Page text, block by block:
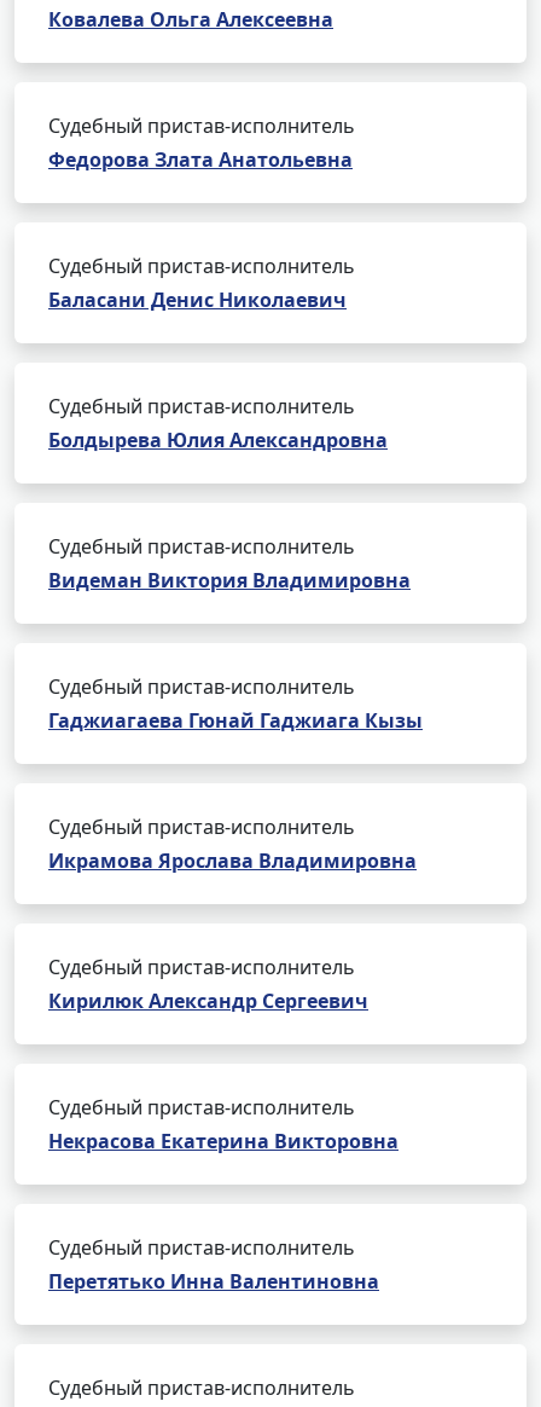
Ковалева Ольга Алексеевна
Судебный пристав-исполнитель
Федорова Злата Анатольевна
Судебный пристав-исполнитель
Баласани Денис Николаевич
Судебный пристав-исполнитель
Болдырева Юлия Александровна
Судебный пристав-исполнитель
Видеман Виктория Владимировна
Судебный пристав-исполнитель
Гаджиагаева Гюнай Гаджиага Кызы
Судебный пристав-исполнитель
Икрамова Ярослава Владимировна
Судебный пристав-исполнитель
Кирилюк Александр Сергеевич
Судебный пристав-исполнитель
Некрасова Екатерина Викторовна
Судебный пристав-исполнитель
Перетятько Инна Валентиновна
Судебный пристав-исполнитель